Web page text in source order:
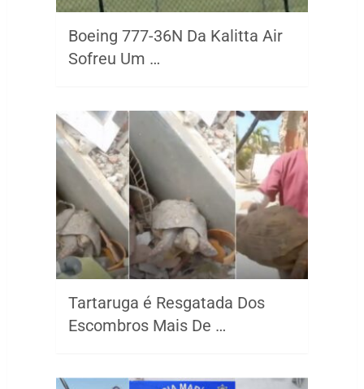
Boeing 777-36N Da Kalitta Air
Sofreu Um …
Tartaruga é Resgatada Dos
Escombros Mais De …